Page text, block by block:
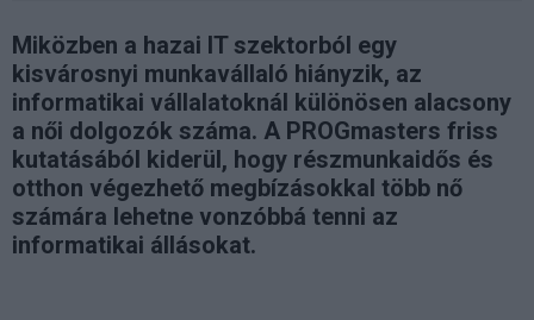
Miközben a hazai IT szektorból egy
kisvárosnyi munkavállaló hiányzik, az
informatikai vállalatoknál különösen alacsony
a női dolgozók száma. A PROGmasters friss
kutatásából kiderül, hogy részmunkaidős és
otthon végezhető megbízásokkal több nő
számára lehetne vonzóbbá tenni az
informatikai állásokat.